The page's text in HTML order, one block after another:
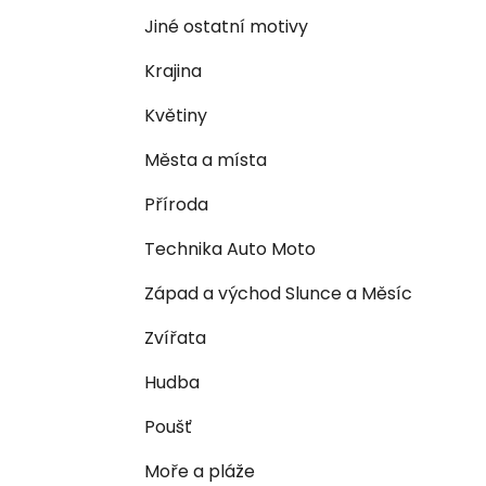
Jiné ostatní motivy
Krajina
Květiny
Města a místa
Příroda
Technika Auto Moto
Západ a východ Slunce a Měsíc
Zvířata
Hudba
Poušť
Moře a pláže